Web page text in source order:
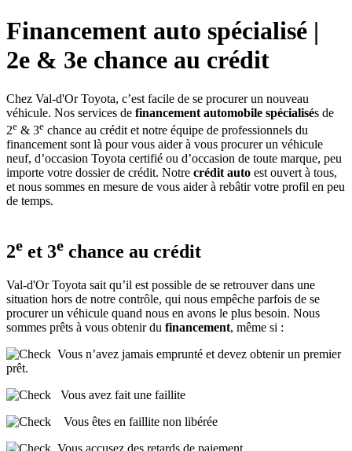
Financement auto spécialisé |
2e & 3e chance au crédit
Chez Val-d'Or Toyota, c’est facile de se procurer un nouveau
véhicule. Nos services de financement automobile spécialisés de
2e & 3e chance au crédit et notre équipe de professionnels du
financement sont là pour vous aider à vous procurer un véhicule
neuf, d’occasion Toyota certifié ou d’occasion de toute marque, peu
importe votre dossier de crédit. Notre crédit auto est ouvert à tous,
et nous sommes en mesure de vous aider à rebâtir votre profil en peu
de temps.
2e et 3e chance au crédit
Val-d'Or Toyota sait qu’il est possible de se retrouver dans une
situation hors de notre contrôle, qui nous empêche parfois de se
procurer un véhicule quand nous en avons le plus besoin. Nous
sommes prêts à vous obtenir du financement, même si :
Vous n’avez jamais emprunté et devez obtenir un premier
prêt.
Vous avez fait une faillite
Vous êtes en faillite non libérée
Vous accusez des retards de paiement